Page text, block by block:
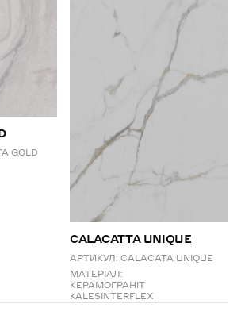
GOLD
СALACATTA UNIQUE
АРТИКУЛ: CALACATA UNIQUE
МАТЕРІАЛ:
КЕРАМОГРАНІТ
KALESINTERFLEX